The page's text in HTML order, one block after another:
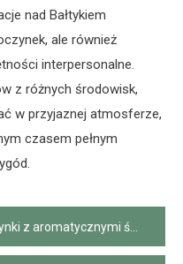
nad Bałtykiem
ale również
interpersonalne.
z różnych środowisk,
w przyjaznej atmosferze,
czasem pełnym
aromatycznymi świeczkami